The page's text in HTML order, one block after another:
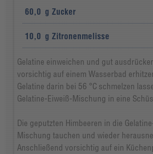
60,0 g Zucker
10,0 g Zitronenmelisse
Gelatine einweichen und gut
vorsichtig auf einem Wasserbad
Gelatine darin bei 56 °C schmelzen
Gelatine-Eiweiß-Mischung in eine
Die geputzten Himbeeren in die
Mischung tauchen und wieder
Anschließend vorsichtig auf ein